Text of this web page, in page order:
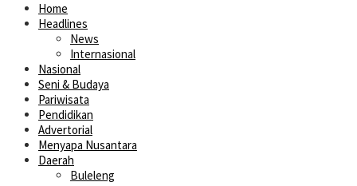
Home
Headlines
News
Internasional
Nasional
Seni & Budaya
Pariwisata
Pendidikan
Advertorial
Menyapa Nusantara
Daerah
Buleleng